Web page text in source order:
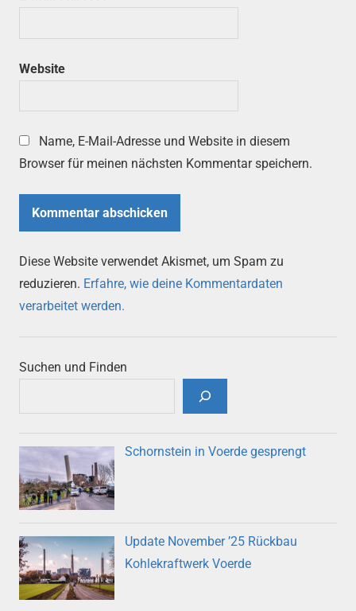
Website
Name, E-Mail-Adresse und Website in diesem
Browser für meinen nächsten Kommentar speichern.
Diese Website verwendet Akismet, um Spam zu
reduzieren. Erfahre, wie deine Kommentardaten
verarbeitet werden.
Suchen und Finden
Schornstein in Voerde gesprengt
Update November ’25 Rückbau
Kohlekraftwerk Voerde